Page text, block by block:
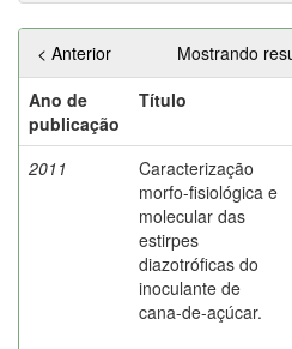
Mostrando
< Anterior
Ano de
publicação
Título
2011
Caracterização
morfo-fisiológica e
molecular das
estirpes
diazotróficas do
inoculante de
cana-de-açúcar.